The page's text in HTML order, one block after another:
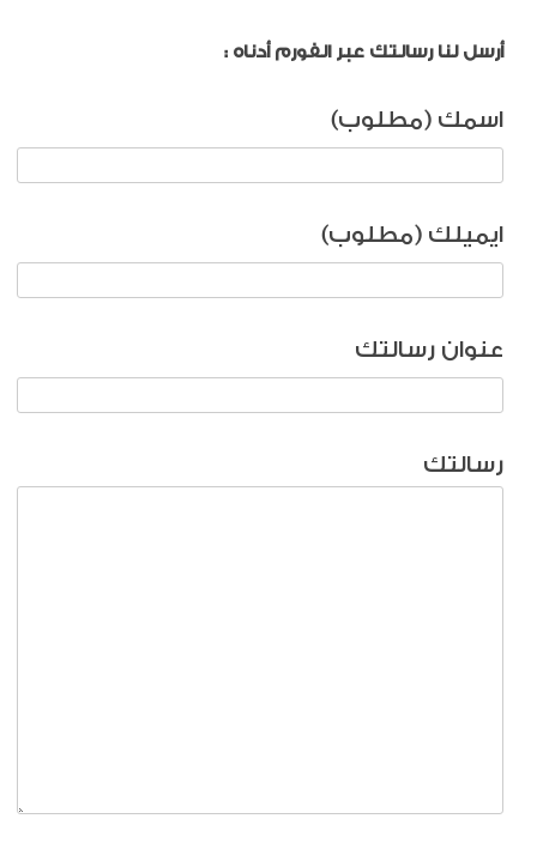
أرسل لنا رسالتك عبر الفورم أدناه :
اسمك (مطلوب)
ايميلك (مطلوب)
عنوان رسالتك
رسالتك